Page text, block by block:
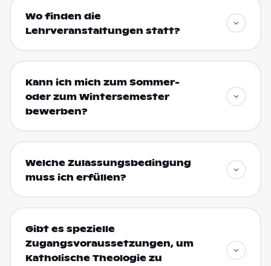
Wo finden die
Lehrveranstaltungen statt?
Kann ich mich zum Sommer-
oder zum Wintersemester
bewerben?
Welche Zulassungsbedingung
muss ich erfüllen?
Gibt es spezielle
Zugangsvoraussetzungen, um
Katholische Theologie zu